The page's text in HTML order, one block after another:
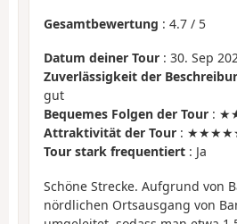
Gesamtbewertung : 4.7 / 5
Datum deiner Tour : 30. Sep
Zuverlässigkeit der
gut
Bequemes Folgen der Tour :
Attraktivität der Tour :
Tour stark frequentiert : Ja
Schöne Strecke. Aufgrund von
nördlichen Ortsausgang von